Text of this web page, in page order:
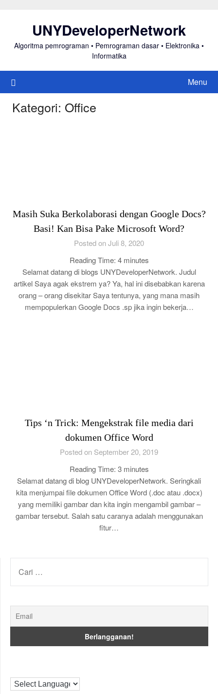
UNYDeveloperNetwork
Algoritma pemrograman • Pemrograman dasar • Elektronika •
Informatika
Menu
Kategori: Office
Masih Suka Berkolaborasi dengan Google Docs?
Basi! Kan Bisa Pake Microsoft Word?
Posted on Juli 8, 2020
Reading Time: 4 minutes
Selamat datang di blogs UNYDeveloperNetwork. Judul
artikel Saya agak ekstrem ya? Ya, hal ini disebabkan karena
orang – orang disekitar Saya tentunya, yang mana masih
mempopulerkan Google Docs .sp jika ingin bekerja…
Tips ‘n Trick: Mengekstrak file media dari
dokumen Office Word
Posted on September 20, 2019
Reading Time: 3 minutes
Selamat datang di blog UNYDeveloperNetwork. Seringkali
kita menjumpai file dokumen Office Word (.doc atau .docx)
yang memiliki gambar dan kita ingin mengambil gambar –
gambar tersebut. Salah satu caranya adalah menggunakan
fitur…
UNTUK: